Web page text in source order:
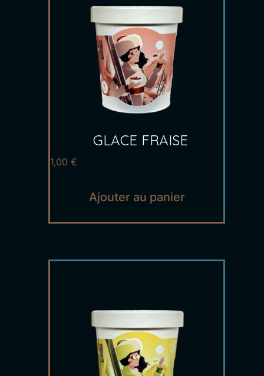
GLACE FRAISE
1,00€
Ajouter au panier